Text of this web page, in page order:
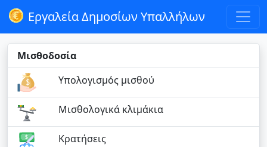
Εργαλεία Δημοσίων Υπαλλήλων
Μισθοδοσία
Υπολογισμός μισθού
Μισθολογικά κλιμάκια
Κρατήσεις